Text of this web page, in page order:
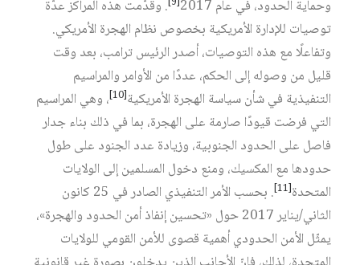
وحماية الحدود، في عام 2017‏
. وقدّمت هذه المراكز عدّة
توصيات للإدارة الأمريكية بخصوص نظام الهجرة الأمريكي.
وتفاعلًا مع هذه التوصيات، أصدر الرئيس ترامب، بعد وقت
قليل من وصوله إلى الحكم، عددًا من الأوامر والمراسيم
التنفيذية في شأن سياسة الهجرة الأمريكية‏[10]
، وهي المراسيم
التي فرضت قيودًا صارمة على الهجرة، بما في ذلك بناء جدار
فاصل على الحدود الجنوبية، وزيادة عدد الجنود على طول
حدودها مع المكسيك، ومنع دخول المسلمين إلى الولايات
المتحدة‏[11]
. بحسب الأمر التنفيذي الصادر في 25 كانون
الثاني/يناير 2017 حول «تحسين إنفاذ أمن الحدود والهجرة»،
يمثّل الأمن الحدودي أهمية قصوى للأمن القومي للولايات